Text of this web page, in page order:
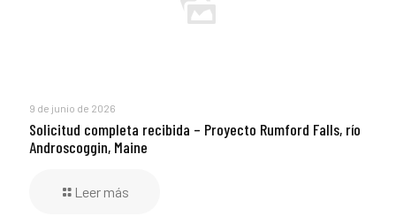
9 de junio de 2026
Solicitud completa recibida – Proyecto Rumford Falls, río
Androscoggin, Maine
Leer más